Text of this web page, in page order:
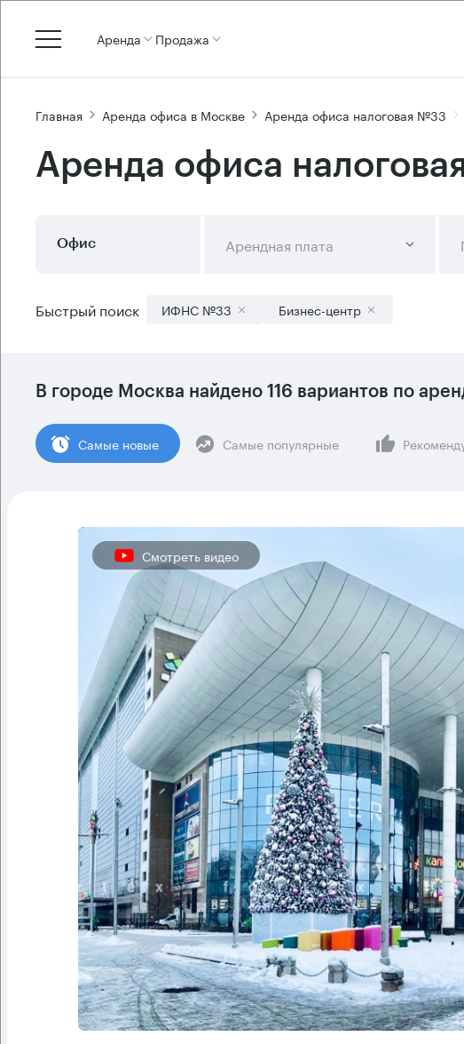
Аренда Продажа
Главная Аренда офиса в Москве Аренда офиса налоговая №33
Аренда офиса
Офис Арендная плата
Быстрый поиск ИФНС №33 Бизнес-центр
В городе Москва найдено 116 вариантов по
Cамые новые Самые популярные
Смотреть видео